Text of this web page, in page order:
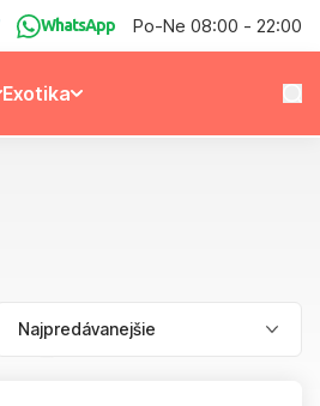
WhatsApp Po-Ne 08:00 - 22:00
Exotika